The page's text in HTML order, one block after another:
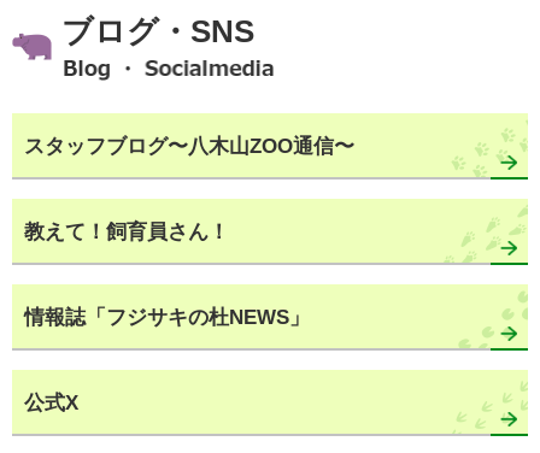
ブログ・SNS
スタッフブログ〜八木山ZOO通信〜
教えて！飼育員さん！
情報誌「フジサキの杜NEWS」
公式X